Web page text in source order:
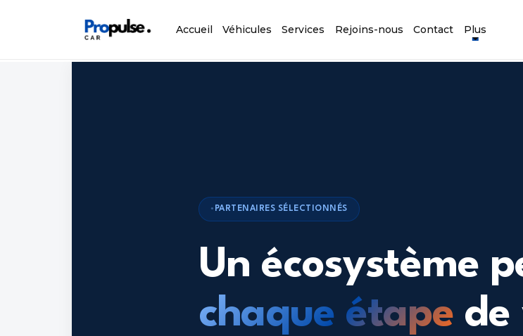
Accueil Véhicules Services Rejoins-nous Contact Plus
PARTENAIRES SÉLECTIONNÉS
Un écosystème
chaque étape de